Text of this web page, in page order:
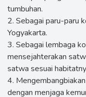
tumbuhan.
2. Sebagai paru-paru
Yogyakarta.
3. Sebagai lembaga
mensejahterakan
satwa sesuai
4.
dengan menjaga